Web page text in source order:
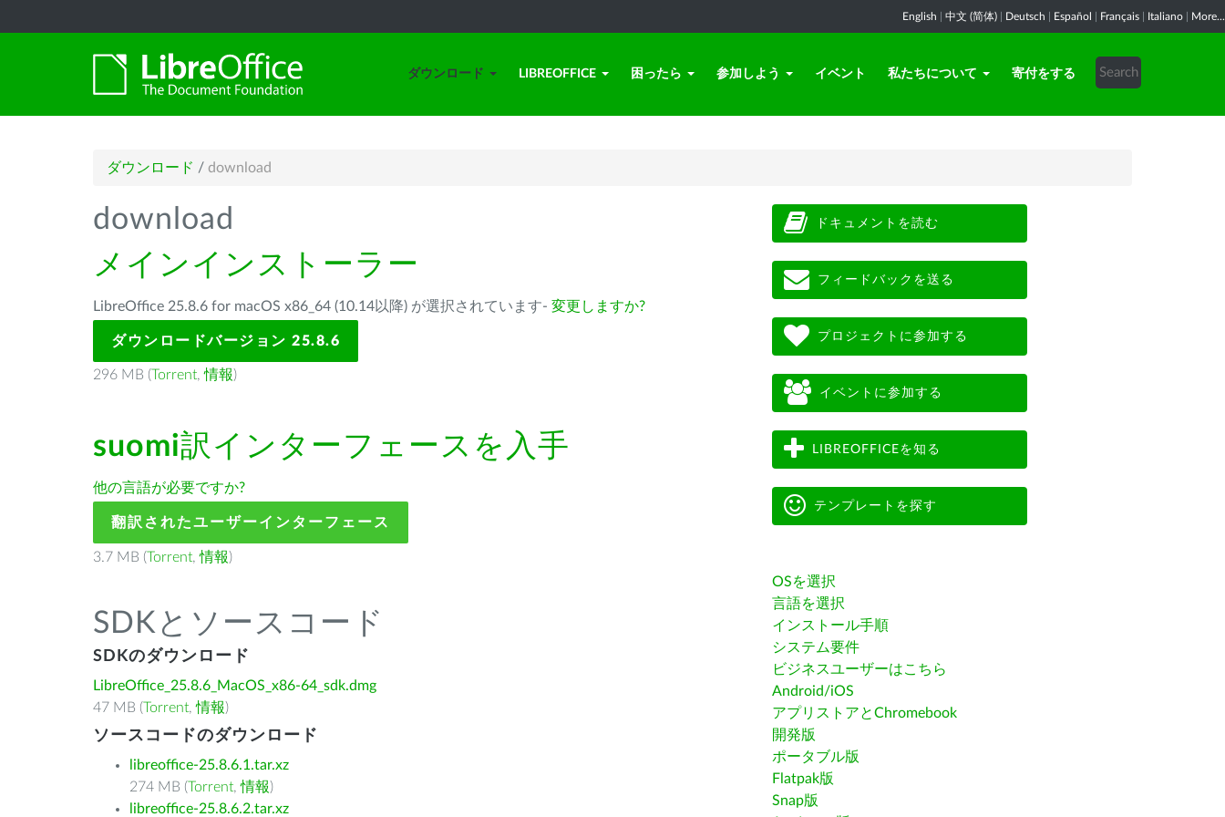
English 中文 (简体) Deutsch Español Français Italiano More...
ダウンロード LIBREOFFICE 困ったら 参加しよう イベント 私たちについて 寄付をする
ダウンロード / download
download
メインインストーラー
LibreOffice 25.8.6 for macOS x86_64 (10.14以降) が選択されています- 変更しますか?
ダウンロードバージョン 25.8.6
296 MB (Torrent,情報)
suomi訳インターフェースを入手
他の言語が必要ですか?
翻訳されたユーザーインターフェース
3.7 MB (Torrent,情報)
SDKとソースコード
SDKのダウンロード
LibreOffice_25.8.6_MacOS_x86-64_sdk.dmg
47 MB (Torrent,情報)
ソースコードのダウンロード
libreoffice-25.8.6.1.tar.xz
274 MB (Torrent,情報)
libreoffice-25.8.6.2.tar.xz
ドキュメントを読む
フィードバックを送る
プロジェクトに参加する
イベントに参加する
LIBREOFFICEを知る
テンプレートを探す
OSを選択
言語を選択
インストール手順
システム要件
ビジネスユーザーはこちら
Android/iOS
アプリストアとChromebook
開発版
ポータブル版
Flatpak版
Snap版